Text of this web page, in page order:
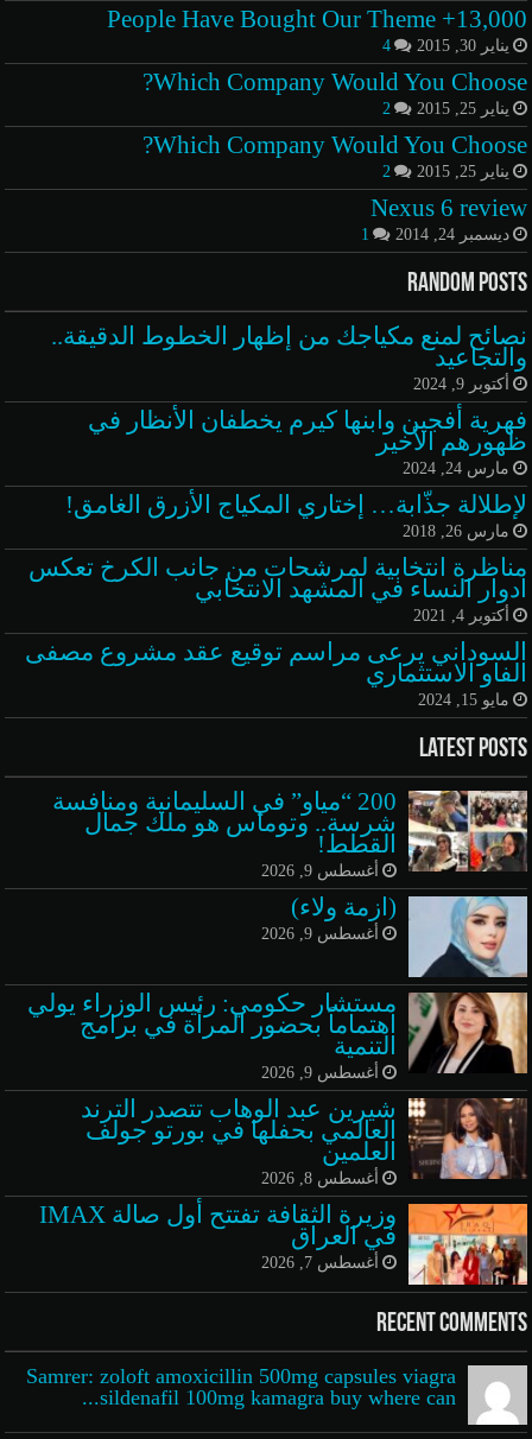
13,000+ People Have Bought Our Theme
يناير 30, 2015 4
Which Company Would You Choose?
يناير 25, 2015 2
Which Company Would You Choose?
يناير 25, 2015 2
Nexus 6 review
ديسمبر 24, 2014 1
Random Posts
نصائح لمنع مكياجك من إظهار الخطوط الدقيقة..
والتجاعيد
أكتوبر 9, 2024
فهرية أفجين وابنها كيرم يخطفان الأنظار في
ظهورهم الأخير
مارس 24, 2024
لإطلالة جذّابة… إختاري المكياج الأزرق الغامق!
مارس 26, 2018
مناظرة انتخابية لمرشحات من جانب الكرخ تعكس
ادوار النساء في المشهد الانتخابي
أكتوبر 4, 2021
السوداني يرعى مراسم توقيع عقد مشروع مصفى
الفاو الاستثماري
مايو 15, 2024
Latest Posts
200 “مياو” في السليمانية ومنافسة
شرسة.. وتوماس هو ملك جمال
القطط!
أغسطس 9, 2026
(ازمة ولاء)
أغسطس 9, 2026
مستشار حكومي: رئيس الوزراء يولي
اهتماماً بحضور المرأة في برامج
التنمية
أغسطس 9, 2026
شيرين عبد الوهاب تتصدر الترند
العالمي بحفلها في بورتو جولف
العلمين
أغسطس 8, 2026
وزيرة الثقافة تفتتح أول صالة IMAX
في العراق
أغسطس 7, 2026
Recent Comments
Samrer: zoloft amoxicillin 500mg capsules viagra
sildenafil 100mg kamagra buy where can...